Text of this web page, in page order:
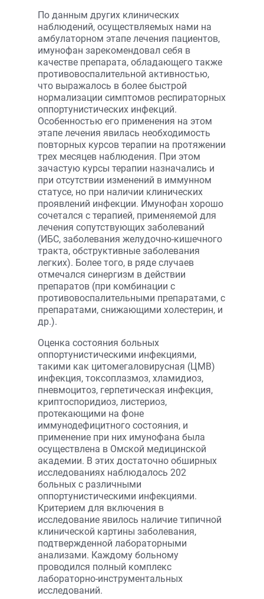
По данным других клинических
наблюдений, осуществляемых нами на
амбулаторном этапе лечения пациентов,
имунофан зарекомендовал себя в
качестве препарата, обладающего также
противовоспалительной активностью,
что выражалось в более быстрой
нормализации симптомов респираторных
оппортунистических инфекций.
Особенностью его применения на этом
этапе лечения явилась необходимость
повторных курсов терапии на протяжении
трех месяцев наблюдения. При этом
зачастую курсы терапии назначались и
при отсутствии изменений в иммунном
статусе, но при наличии клинических
проявлений инфекции. Имунофан хорошо
сочетался с терапией, применяемой для
лечения сопутствующих заболеваний
(ИБС, заболевания желудочно-кишечного
тракта, обструктивные заболевания
легких). Более того, в ряде случаев
отмечался синергизм в действии
препаратов (при комбинации с
противовоспалительными препаратами, с
препаратами, снижающими холестерин, и
др.).
Оценка состояния больных
оппортунистическими инфекциями,
такими как цитомегаловирусная (ЦМВ)
инфекция, токсоплазмоз, хламидиоз,
пневмоцитоз, герпетическая инфекция,
криптоспоридиоз, листериоз,
протекающими на фоне
иммунодефицитного состояния, и
применение при них имунофана была
осуществлена в Омской медицинской
академии. В этих достаточно обширных
исследованиях наблюдалось 202
больных с различными
оппортунистическими инфекциями.
Критерием для включения в
исследование явилось наличие типичной
клинической картины заболевания,
подтвержденной лабораторными
анализами. Каждому больному
проводился полный комплекс
лабораторно-инструментальных
исследований.